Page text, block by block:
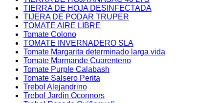
TIERRA DE HOJA DESINFECTADA
TIJERA DE PODAR TRUPER
TOMATE AIRE LIBRE
Tomate Colono
TOMATE INVERNADERO SLA
Tomate Margarita determinado larga vida
Tomate Marmande Cuarenteno
Tomate Purple Calabash
Tomate Salsero Perita
Trebol Alejandrino
Trebol Jardin Oconnors